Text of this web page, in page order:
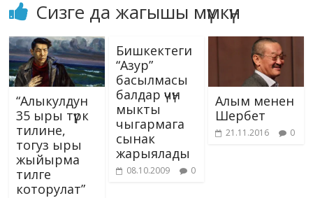
Сизге да жагышы мүмкүн
“Алыкулдун
35 ыры түрк
тилине,
тогуз ыры
жыйырма
тилге
которулат”
Бишкектеги
“Азур”
басылмасы
балдар үчүн
мыкты
чыгармага
сынак
жарыялады
08.10.2009 0
Алым менен
Шербет
21.11.2016 0